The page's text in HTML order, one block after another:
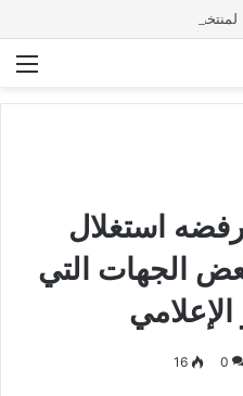
لمنتخب كوت ديفوار
استغلال
الجهات التي
0
16